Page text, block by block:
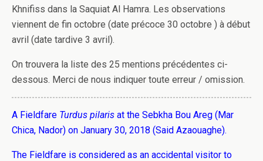
Khnifiss dans la Saquiat Al Hamra. Les observations
viennent de fin octobre (date précoce 30 octobre ) à début
avril (date tardive 3 avril).
On trouvera la liste des 25 mentions précédentes ci-
dessous. Merci de nous indiquer toute erreur / omission.
A Fieldfare Turdus pilaris at the Sebkha Bou Areg (Mar
Chica, Nador) on January 30, 2018 (Said Azaouaghe).
The Fieldfare is considered as an accidental visitor to